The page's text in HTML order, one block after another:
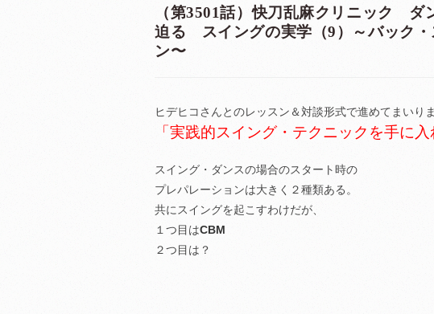
（第3501話）快刀乱麻クリニック ダ
迫る スイングの実学（9）～バック・
ン〜
ヒデヒコさんとのレッスン＆対談形式で進めてまいり
「実践的スイング・テクニックを手に入
スイング・ダンスの場合のスタート時の
プレパレーションは大きく２種類ある。
共にスイングを起こすわけだが、
１つ目はCBM
２つ目は？